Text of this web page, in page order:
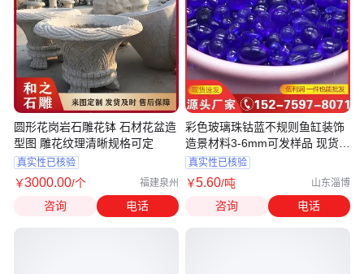
圆形花岗岩石雕花钵 石材花盆造
型图 雕花纹理清晰规格可定
真实性已核验
￥3000.00/个 福建泉州
咨询 电话
彩色玻璃珠钴蓝不规则鱼缸装饰
造景材料3-6mm可发样品 现货库
存
真实性已核验
￥5.60/吨 山东淄博
咨询 电话